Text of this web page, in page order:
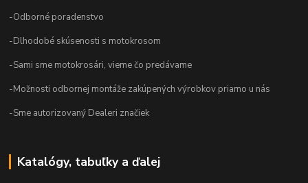
-Odborné poradenstvo
-Dlhodobé skúsenosti s motokrosom
-Sami sme motokrosári, vieme čo predávame
-Možnosti odbornej montáže zakúpených výrobkov priamo u nás
-Sme autorizovaný Dealeri značiek
Katalógy, tabuľky a ďalej